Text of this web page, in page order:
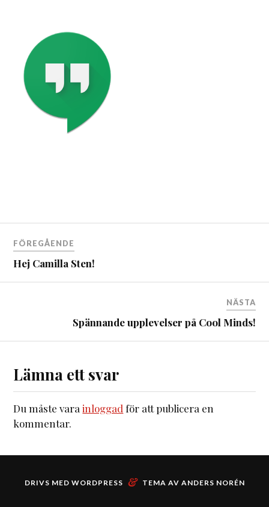
FÖREGÅENDE
Hej Camilla Sten!
NÄSTA
Spännande upplevelser på Cool Minds!
Lämna ett svar
Du måste varainloggad för att publicera en
kommentar.
DRIVS MED WORDPRESS & TEMA AV ANDERS NORÉN